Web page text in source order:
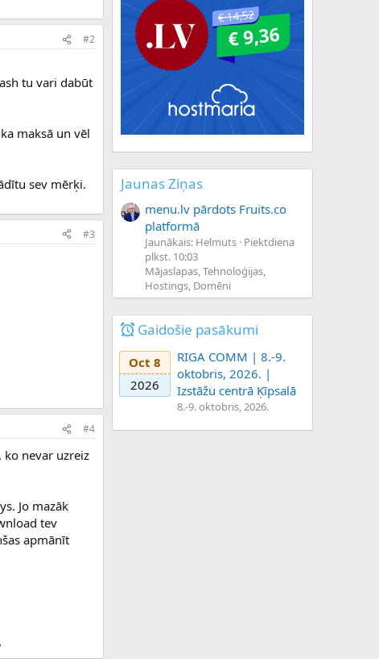
#2
tu vari dabūt
maksā un vēl
sev mērķi.
#3
#4
nevar uzreiz
Jo mazāk
tev
apmānīt
Jaunas Ziņas
menu.lv pārdots Fruits.co
platformā
Jaunākais: Helmuts Piektdiena
plkst. 10:03
Mājaslapas, Tehnoloģijas,
Hostings, Domēni
Gaidošie pasākumi
Oct 8
2026
RIGA COMM | 8.-9.
oktobris, 2026. |
Izstāžu centrā Ķīpsalā
8.-9. oktobris, 2026.